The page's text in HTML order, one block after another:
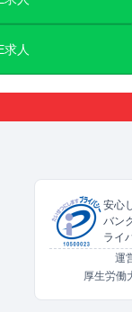
人
安心
バン
ライ
運
厚生労働